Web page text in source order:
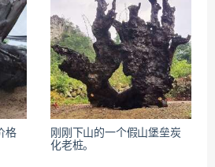
格
刚刚下山的一个假山堡垒炭
化老桩。